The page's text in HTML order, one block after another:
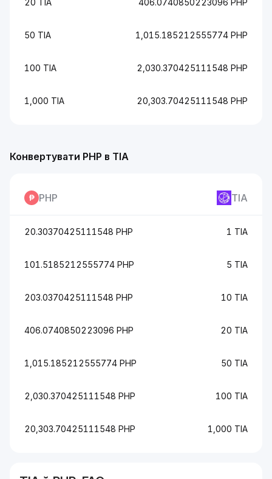
20 TIA 406.0740850223096 PHP
50 TIA 1,015.185212555774 PHP
100 TIA 2,030.370425111548 PHP
1,000 TIA 20,303.70425111548 PHP
Конвертувати PHP в TIA
PHP TIA
20.30370425111548 PHP 1 TIA
101.5185212555774 PHP 5 TIA
203.0370425111548 PHP 10 TIA
406.0740850223096 PHP 20 TIA
1,015.185212555774 PHP 50 TIA
2,030.370425111548 PHP 100 TIA
20,303.70425111548 PHP 1,000 TIA